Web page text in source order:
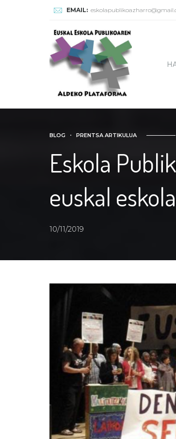
EMAIL:
BLOG PRENTSA ARTIKULUA
Eskola
euskal
10/11/2019